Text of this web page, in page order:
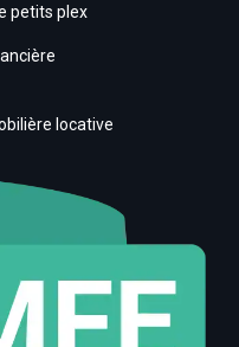
petits plex
locative